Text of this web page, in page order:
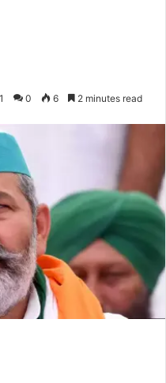
0 6 2 minutes read